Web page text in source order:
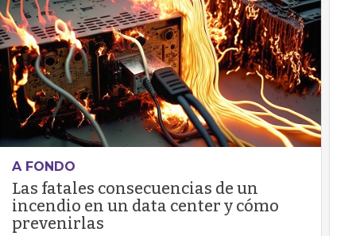
A FONDO
Las fatales consecuencias de un
incendio en un data center y cómo
prevenirlas